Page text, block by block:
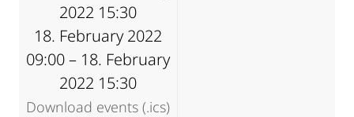
2022 15:30
18. February 2022
09:00 – 18. February
2022 15:30
Download events (.ics)